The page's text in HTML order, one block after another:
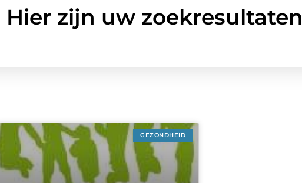
Hier zijn uw zoekresultaten
GEZONDHEID